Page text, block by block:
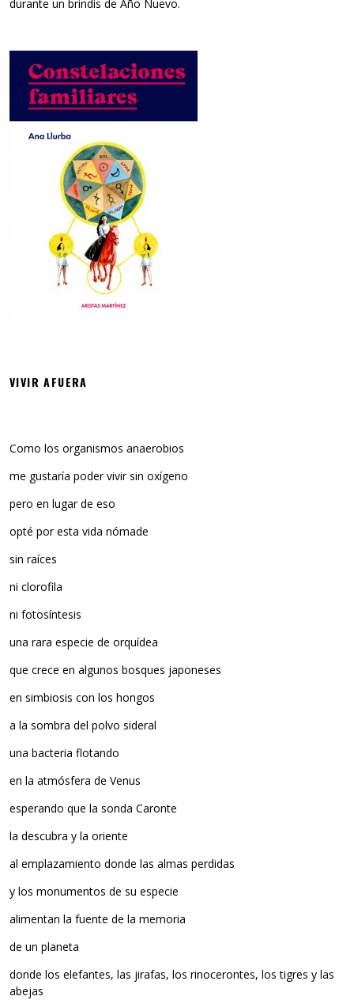
durante un brindis de Año Nuevo.
VIVIR AFUERA
Como los organismos anaerobios
me gustaría poder vivir sin oxígeno
pero en lugar de eso
opté por esta vida nómade
sin raíces
ni clorofila
ni fotosíntesis
una rara especie de orquídea
que crece en algunos bosques japoneses
en simbiosis con los hongos
a la sombra del polvo sideral
una bacteria flotando
en la atmósfera de Venus
esperando que la sonda Caronte
la descubra y la oriente
al emplazamiento donde las almas perdidas
y los monumentos de su especie
alimentan la fuente de la memoria
de un planeta
donde los elefantes, las jirafas, los rinocerontes, los tigres y las
abejas